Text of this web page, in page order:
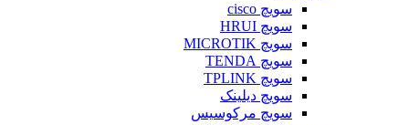
سویچ cisco
سویچ HRUI
سویچ MICROTIK
سویچ TENDA
سویچ TPLINK
سویچ دیلینک
سویچ مرکوسیس